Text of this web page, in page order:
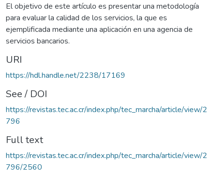
El objetivo de este artículo es presentar una metodología
para evaluar la calidad de los servicios, la que es
ejemplificada mediante una aplicación en una agencia de
servicios bancarios.
URI
https://hdl.handle.net/2238/17169
See / DOI
https://revistas.tec.ac.cr/index.php/tec_marcha/article/view/2
796
Full text
https://revistas.tec.ac.cr/index.php/tec_marcha/article/view/2
796/2560